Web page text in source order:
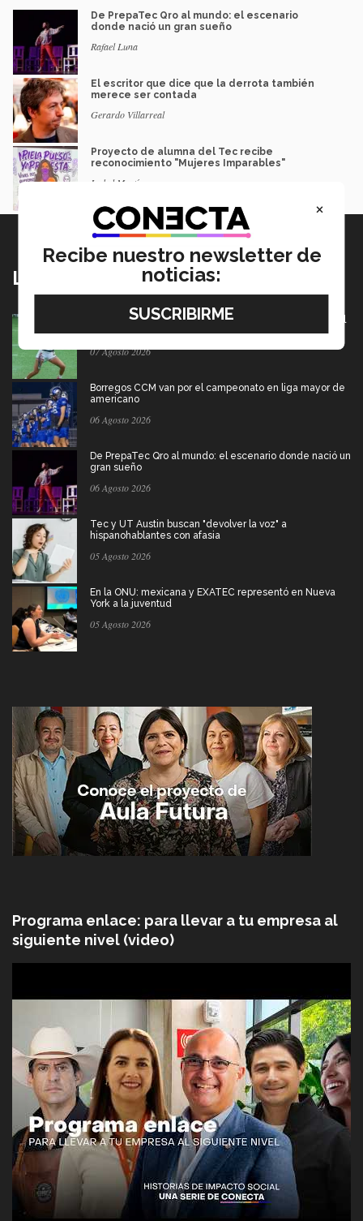
De PrepaTec Qro al mundo: el escenario
donde nació un gran sueño
Rafael Luna
El escritor que dice que la derrota también
merece ser contada
Gerardo Villarreal
Proyecto de alumna del Tec recibe
reconocimiento "Mujeres Imparables"
Isabel Martínez
Lo más nuevo
México va por pase olímpico en mundial de flag football
07 Agosto 2026
Borregos CCM van por el campeonato en liga mayor de
americano
06 Agosto 2026
De PrepaTec Qro al mundo: el escenario donde nació un
gran sueño
06 Agosto 2026
Tec y UT Austin buscan "devolver la voz" a
hispanohablantes con afasia
05 Agosto 2026
En la ONU: mexicana y EXATEC representó en Nueva
York a la juventud
05 Agosto 2026
Programa enlace: para llevar a tu empresa al
siguiente nivel (video)
×
Recibe nuestro newsletter de
noticias: